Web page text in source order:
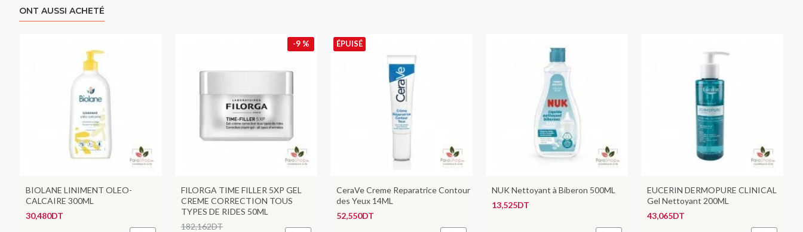
ONT AUSSI ACHETÉ
BIOLANE LINIMENT OLEO-
CALCAIRE 300ML
30,480DT
-9 %
FILORGA TIME FILLER 5XP GEL
CREME CORRECTION TOUS
TYPES DE RIDES 50ML
182,162DT
ÉPUISÉ
CeraVe Creme Reparatrice Contour
des Yeux 14ML
52,550DT
NUK Nettoyant à Biberon 500ML
13,525DT
EUCERIN DERMOPURE CLINICAL
Gel Nettoyant 200ML
43,065DT